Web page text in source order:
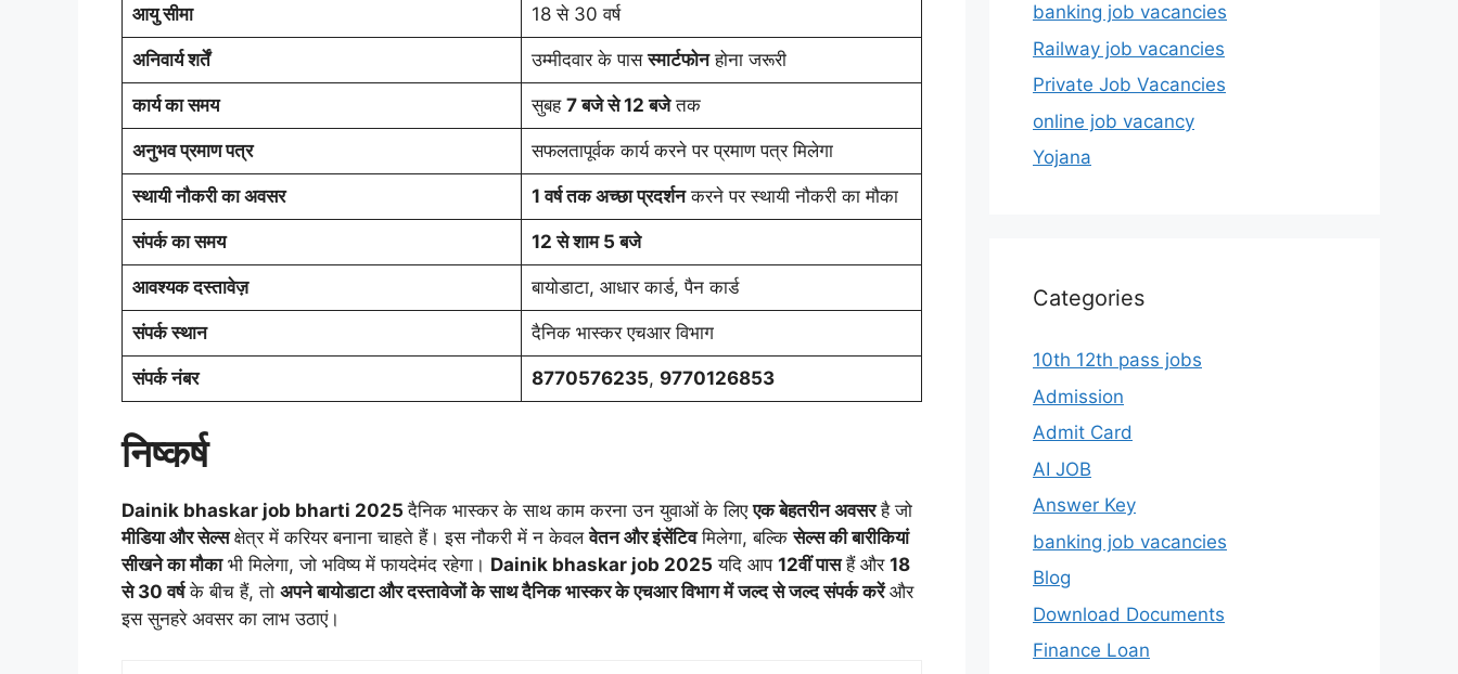
आयु सीमा 18 से 30 वर्ष
अनिवार्य शर्तें उम्मीदवार के पासस्मार्टफोनहोना जरूरी
कार्य का समय सुबह 7 बजे से 12 बजेतक
अनुभव प्रमाण पत्र सफलतापूर्वक कार्य करने पर प्रमाण पत्र मिलेगा
स्थायी नौकरी का अवसर 1 वर्ष तक अच्छा प्रदर्शनकरने पर स्थायी नौकरी का मौका
संपर्क का समय 12 से शाम 5 बजे
आवश्यक दस्तावेज़ बायोडाटा, आधार कार्ड, पैन कार्ड
संपर्क स्थान दैनिक भास्कर एचआर विभाग
संपर्क नंबर 8770576235, 9770126853
निष्कर्ष
Dainik bhaskar job bharti 2025दैनिक भास्कर के साथ काम करना उन युवाओं के लिएएक बेहतरीन अवसरहै जो
मीडिया और सेल्सक्षेत्र में करियर बनाना चाहते हैं। इस नौकरी में न केवलवेतन और इंसेंटिवमिलेगा, बल्किसेल्स की बारीकियां
सीखने का मौकाभी मिलेगा, जो भविष्य में फायदेमंद रहेगा। Dainik bhaskar job 2025 यदि आप 12वीं पासहैं और 18
से 30 वर्षके बीच हैं, तो अपने बायोडाटा और दस्तावेजों के साथ दैनिक भास्कर के एचआर विभाग में जल्द से जल्द संपर्क करेंऔर
इस सुनहरे अवसर का लाभ उठाएं।
banking job vacancies
Railway job vacancies
Private Job Vacancies
online job vacancy
Yojana
Categories
10th 12th pass jobs
Admission
Admit Card
AI JOB
Answer Key
banking job vacancies
Blog
Download Documents
Finance Loan